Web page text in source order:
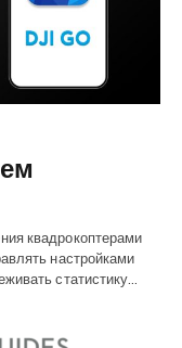
квадрокоптерами
настройками
статистику…